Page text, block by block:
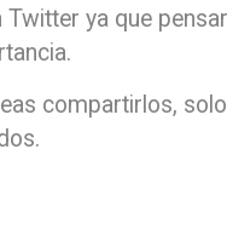
ya que
compartirlos,